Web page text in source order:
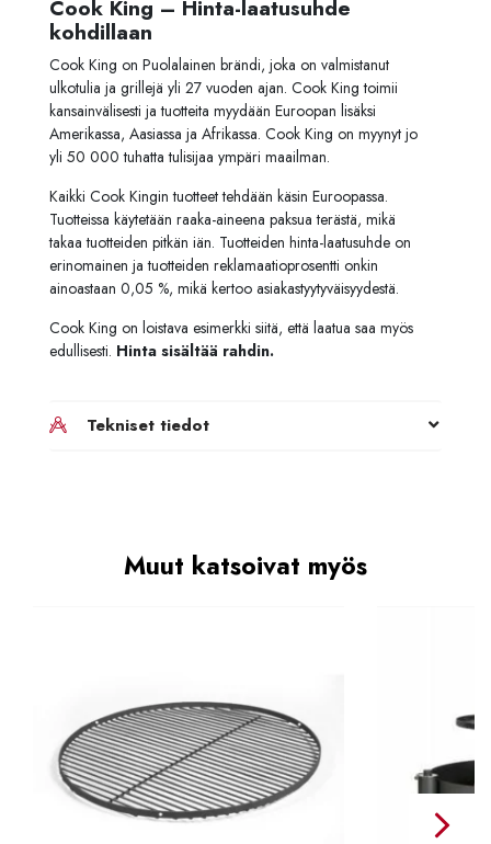
Cook King – Hinta-laatusuhde
kohdillaan
Cook King on Puolalainen brändi, joka on valmistanut
ulkotulia ja grillejä yli 27 vuoden ajan. Cook King toimii
kansainvälisesti ja tuotteita myydään Euroopan lisäksi
Amerikassa, Aasiassa ja Afrikassa. Cook King on myynyt jo
yli 50 000 tuhatta tulisijaa ympäri maailman.
Kaikki Cook Kingin tuotteet tehdään käsin Euroopassa.
Tuotteissa käytetään raaka-aineena paksua terästä, mikä
takaa tuotteiden pitkän iän. Tuotteiden hinta-laatusuhde on
erinomainen ja tuotteiden reklamaatioprosentti onkin
ainoastaan 0,05 %, mikä kertoo asiakastyytyväisyydestä.
Cook King on loistava esimerkki siitä, että laatua saa myös
edullisesti. Hinta sisältää rahdin.
Tekniset tiedot
Muut katsoivat myös